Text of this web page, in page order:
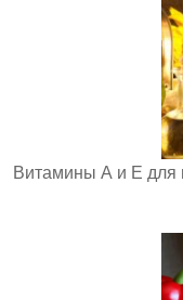
Витамины А и Е для